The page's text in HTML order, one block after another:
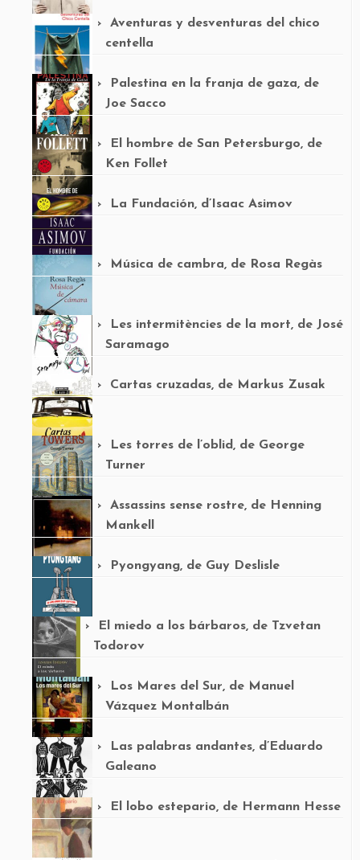
Aventuras y desventuras del chico
centella
Palestina en la franja de gaza, de
Joe Sacco
El hombre de San Petersburgo, de
Ken Follet
La Fundación, d’Isaac Asimov
Música de cambra, de Rosa Regàs
Les intermitències de la mort, de José
Saramago
Cartas cruzadas, de Markus Zusak
Les torres de l’oblid, de George
Turner
Assassins sense rostre, de Henning
Mankell
Pyongyang, de Guy Deslisle
El miedo a los bárbaros, de Tzvetan
Todorov
Los Mares del Sur, de Manuel
Vázquez Montalbán
Las palabras andantes, d’Eduardo
Galeano
El lobo estepario, de Hermann Hesse